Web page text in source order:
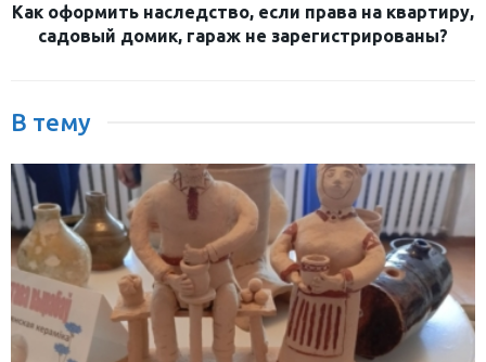
Как оформить наследство, если права на квартиру,
садовый домик, гараж не зарегистрированы?
В тему